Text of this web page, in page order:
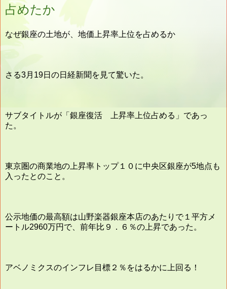
占めたか
なぜ銀座の土地が、地価上昇率上位を占めるか
さる3月19日の日経新聞を見て驚いた。
サブタイトルが「銀座復活 上昇率上位占める」であっ
た。
東京圏の商業地の上昇率トップ１０に中央区銀座が5地点も
入ったとのこと。
公示地価の最高額は山野楽器銀座本店のあたりで１平方メ
ートル2960万円で、前年比９．６％の上昇であった。
アベノミクスのインフレ目標２％をはるかに上回る！